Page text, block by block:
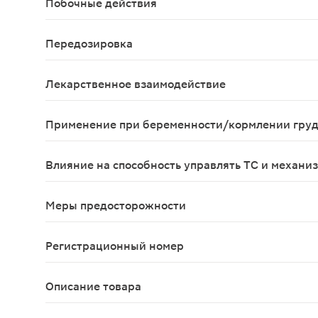
Побочные действия
При профилактическом применении в любом
Передозировка
Лекарственное взаимодействие
Применение при беременности/кормлении
Влияние на способность управлять ТС и
Меры предосторожности
Регистрационный номер
Описание товара